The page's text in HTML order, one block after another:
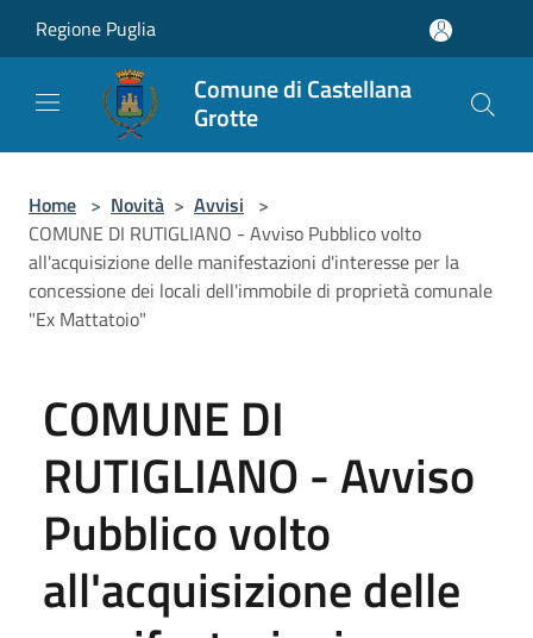
Regione Puglia
Comune di Castellana
Grotte
Home > Novità > Avvisi >
COMUNE DI RUTIGLIANO - Avviso Pubblico volto
all'acquisizione delle manifestazioni d'interesse per la
concessione dei locali dell'immobile di proprietà comunale
"Ex Mattatoio"
COMUNE DI
RUTIGLIANO - Avviso
Pubblico volto
all'acquisizione delle